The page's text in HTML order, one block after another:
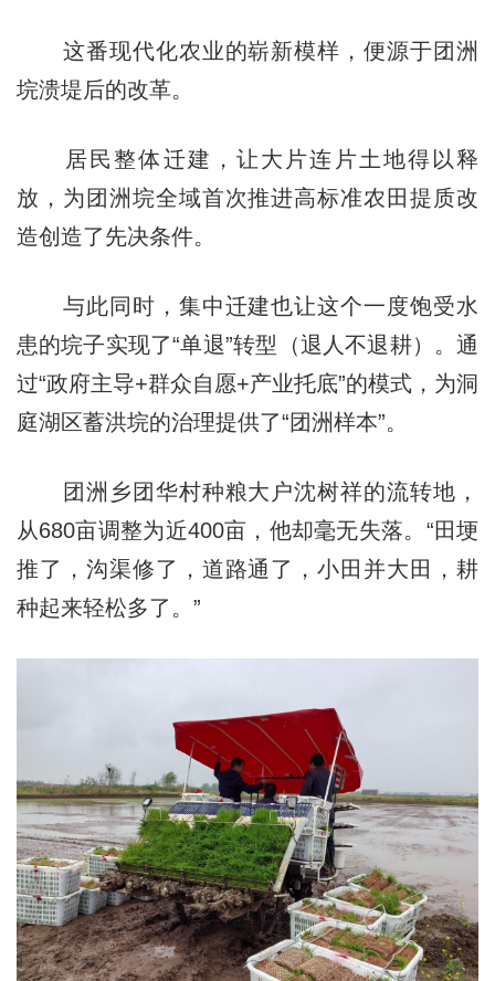
这番现代化农业的崭新模样，便源于团洲
垸溃堤后的改革。
居民整体迁建，让大片连片土地得以释
放，为团洲垸全域首次推进高标准农田提质改
造创造了先决条件。
与此同时，集中迁建也让这个一度饱受水
患的垸子实现了“单退”转型（退人不退耕）。通
过“政府主导+群众自愿+产业托底”的模式，为洞
庭湖区蓄洪垸的治理提供了“团洲样本”。
团洲乡团华村种粮大户沈树祥的流转地，
从680亩调整为近400亩，他却毫无失落。“田埂
推了，沟渠修了，道路通了，小田并大田，耕
种起来轻松多了。”